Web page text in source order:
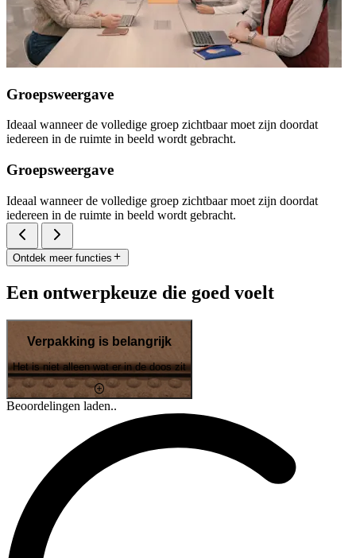
Groepsweergave
Ideaal wanneer de volledige groep zichtbaar moet zijn doordat
iedereen in de ruimte in beeld wordt gebracht.
Groepsweergave
Ideaal wanneer de volledige groep zichtbaar moet zijn doordat
iedereen in de ruimte in beeld wordt gebracht.
Ontdek meer functies
Een ontwerpkeuze die goed voelt
Verpakking is belangrijk
Het is niet alleen wat er in de doos zit
Beoordelingen laden..